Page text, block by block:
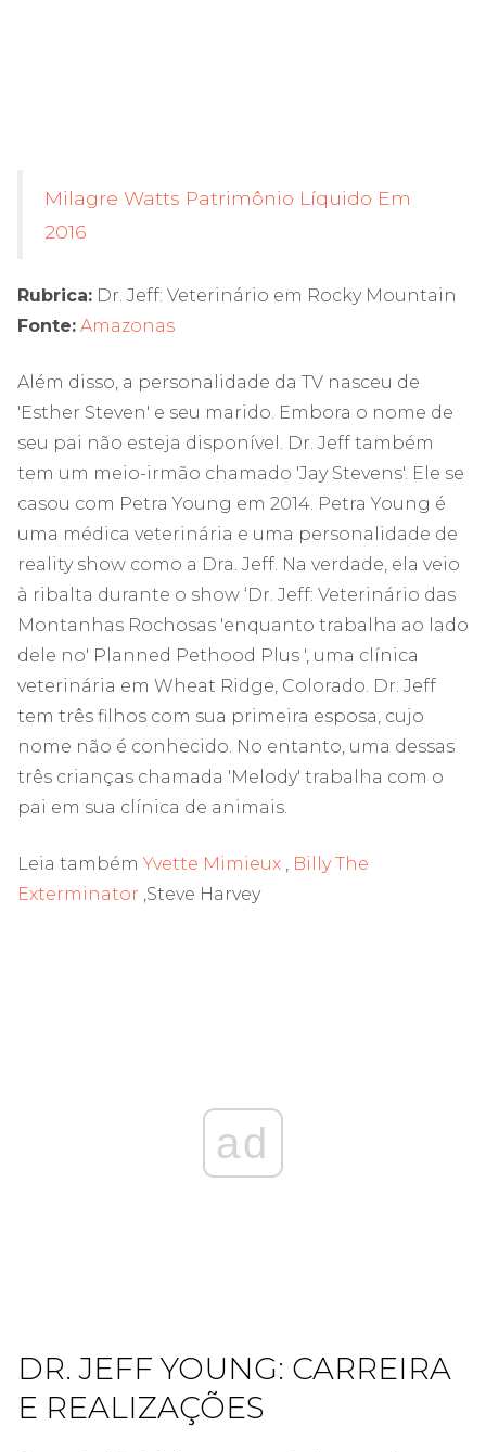
Milagre Watts Patrimônio Líquido Em
2016
Rubrica: Dr. Jeff: Veterinário em Rocky Mountain
Fonte: Amazonas
Além disso, a personalidade da TV nasceu de
'Esther Steven' e seu marido. Embora o nome de
seu pai não esteja disponível. Dr. Jeff também
tem um meio-irmão chamado 'Jay Stevens'. Ele se
casou com Petra Young em 2014. Petra Young é
uma médica veterinária e uma personalidade de
reality show como a Dra. Jeff. Na verdade, ela veio
à ribalta durante o show ‘Dr. Jeff: Veterinário das
Montanhas Rochosas 'enquanto trabalha ao lado
dele no' Planned Pethood Plus ', uma clínica
veterinária em Wheat Ridge, Colorado. Dr. Jeff
tem três filhos com sua primeira esposa, cujo
nome não é conhecido. No entanto, uma dessas
três crianças chamada 'Melody' trabalha com o
pai em sua clínica de animais.
Leia tambémYvette Mimieux , Billy The
Exterminator ,Steve Harvey
ad
DR. JEFF YOUNG: CARREIRA
E REALIZAÇÕES